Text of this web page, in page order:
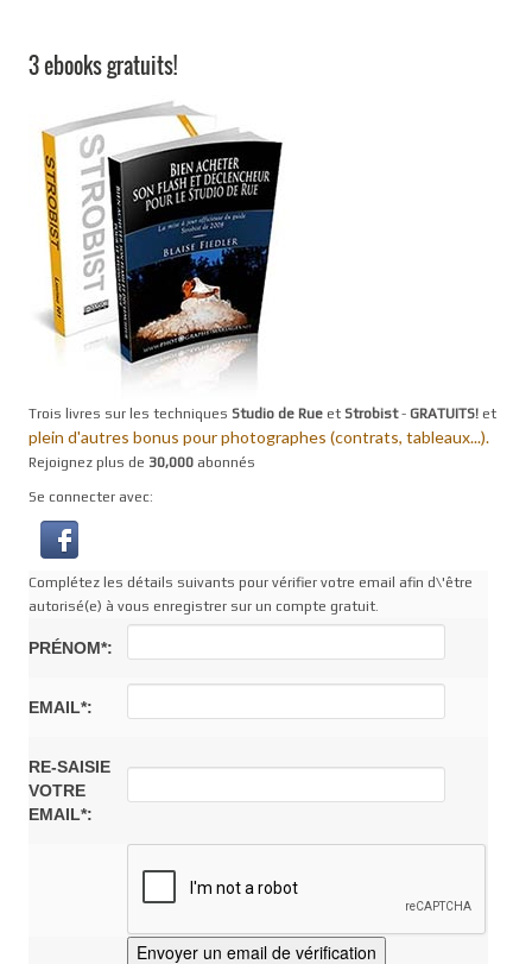
3 ebooks gratuits!
Trois livres sur les techniques Studio de Rue et Strobist- GRATUITS! et
plein d'autres bonus pour photographes (contrats, tableaux...).
Rejoignez plus de 30,000 abonnés
Se connecter avec:
Complétez les détails suivants pour vérifier votre email afin d\'être
autorisé(e) à vous enregistrer sur un compte gratuit.
PRÉNOM*:
EMAIL*:
RE-SAISIE
VOTRE
EMAIL*: